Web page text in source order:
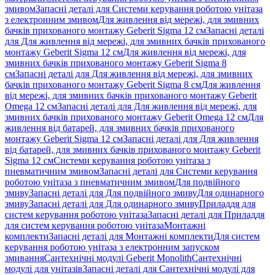
змивомЗапасні деталі для Системи керування роботою унітаза
з електронним змивомДля живлення від мережі, для змивних
бачків прихованого монтажу Geberit Sigma 12 смЗапасні деталі
для Для живлення від мережі, для змивних бачків прихованого
монтажу Geberit Sigma 12 смДля живлення від мережі, для
змивних бачків прихованого монтажу Geberit Sigma 8
смЗапасні деталі для Для живлення від мережі, для змивних
бачків прихованого монтажу Geberit Sigma 8 смДля живлення
від мережі, для змивних бачків прихованого монтажу Geberit
Omega 12 смЗапасні деталі для Для живлення від мережі, для
змивних бачків прихованого монтажу Geberit Omega 12 смДля
живлення від батарей, для змивних бачків прихованого
монтажу Geberit Sigma 12 смЗапасні деталі для Для живлення
від батарей, для змивних бачків прихованого монтажу Geberit
Sigma 12 смСистеми керування роботою унітаза з
пневматичним змивомЗапасні деталі для Системи керування
роботою унітаза з пневматичним змивомДля подвійного
змивуЗапасні деталі для Для подвійного змивуДля одинарного
змивуЗапасні деталі для Для одинарного змивуПриладдя для
систем керування роботою унітазаЗапасні деталі для Приладдя
для систем керування роботою унітазаМонтажні
комплектиЗапасні деталі для Монтажні комплектиДля систем
керування роботою унітаза з електронним запуском
змиванняСантехнічні модулі Geberit MonolithСантехнічні
модулі для унітазівЗапасні деталі для Сантехнічні модулі для